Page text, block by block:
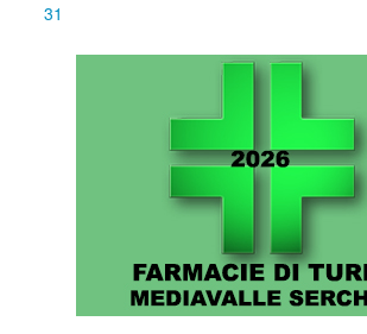
31